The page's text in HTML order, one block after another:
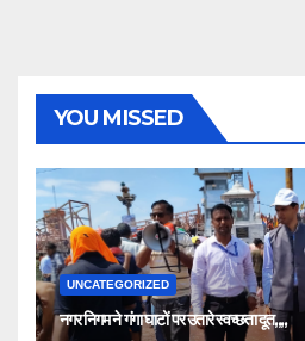
YOU MISSED
UNCATEGORIZED
नगर निगम ने गंगा घाटों पर उतारे स्वच्छता दूत,,,,